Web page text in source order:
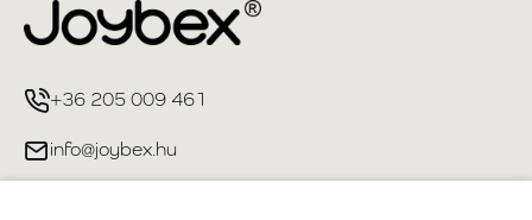
+36 205 009 461
info@joybex.hu